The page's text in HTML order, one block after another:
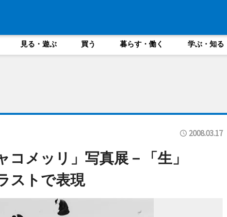
見る・遊ぶ 買う 暮らす・働く 学ぶ・知る
2008.03.17
メッリ」写真展－「生」
ストで表現